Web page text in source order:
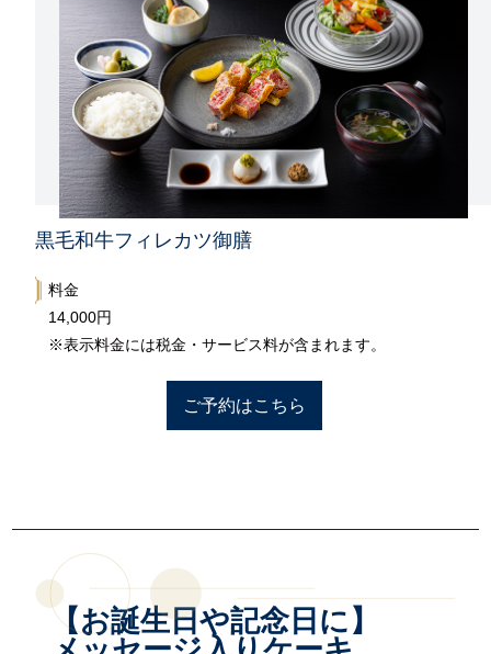
黒毛和牛フィレカツ御膳
料金
14,000円
※表示料金には税金・サービス料が含まれます。
ご予約はこちら
【お誕生日や記念日に】